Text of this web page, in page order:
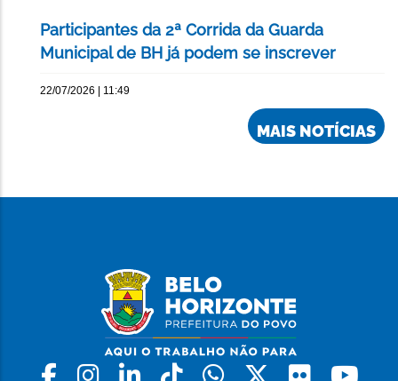
Participantes da 2ª Corrida da Guarda
Municipal de BH já podem se inscrever
22/07/2026 | 11:49
MAIS NOTÍCIAS